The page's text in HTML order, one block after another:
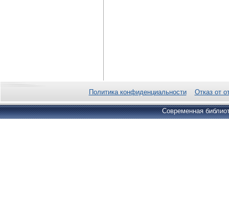
Политика конфиденциальности Отказ от
Современная